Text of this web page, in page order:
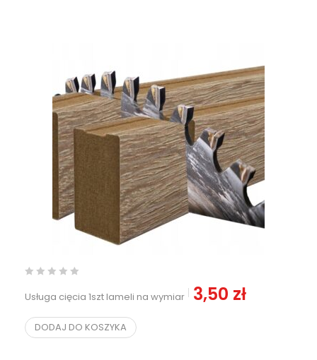
Usługa cięcia 1szt lameli na wymiar 3,50 zł
DODAJ DO KOSZYKA